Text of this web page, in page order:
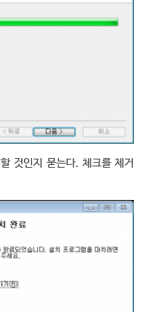
것인지 묻는다. 체크를 제거